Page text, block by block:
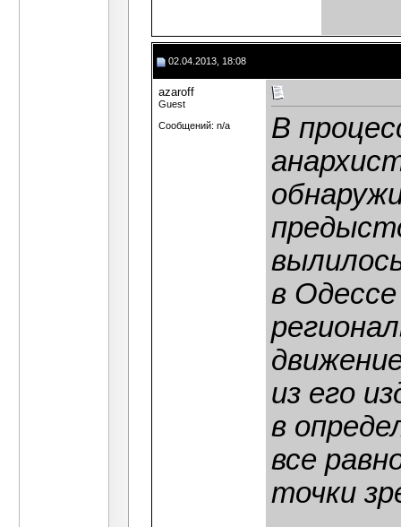
02.04.2013, 18:08
azaroff
Guest
Сообщений: n/a
В
в
из его
в
все
точки